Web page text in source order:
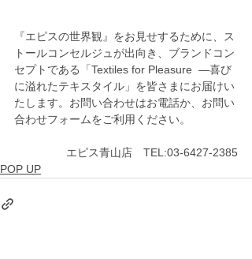
『エピスの世界観』をお見せするために、ス
トールコンセルジュが出向き、ブランドコン
セプトである「Textiles for Pleasure  ―喜び
に溢れたテキスタイル」を皆さまにお届けい
たします。お問い合わせはお電話か、お問い
合わせフォームをご利用ください。
エピス青山店　TEL:03-6427-2385
POP UP